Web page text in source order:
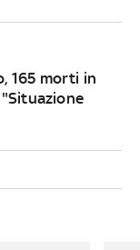
165 morti in